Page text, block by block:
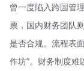
曾一度陷入跨国管
票，国内财务团队
是否合规。流程表
作坊”。财务制度